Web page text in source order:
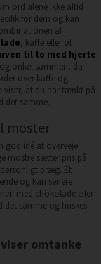
ord alene ikke altid
for dem og kan
af
, kaffe eller øl
til to med hjerte
onkel sammen, da
over kaffe og
viser, at du har tænkt på
det samme.
moster
god idé at overveje
mostre sætter pris på
præg. Et
og kan senere
med chokolade eller
det samme og huskes
omtanke